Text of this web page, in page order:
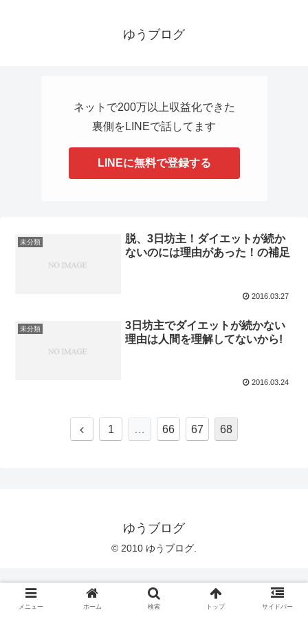
ゆうブログ
ネットで200万以上収益化できた
裏側をLINEで話してます
LINEに無料で登録する
未分類
脱、3日坊主！ダイエットが続か
ないのには理由があった！の補足
2016.03.27
未分類
3日坊主でダイエットが続かない
理由は人間を理解してないから!
2016.03.24
1 … 66 67 68
ゆうブログ
© 2010 ゆうブログ.
メニュー ホーム 検索 トップ サイドバー